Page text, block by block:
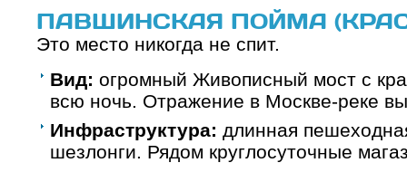
ПАВШИНСКАЯ ПОЙМА
Это место никогда не спит.
Вид: огромный Живописный мост с
всю ночь. Отражение в Москве-реке
Инфраструктура: длинная
шезлонги. Рядом круглосуточные